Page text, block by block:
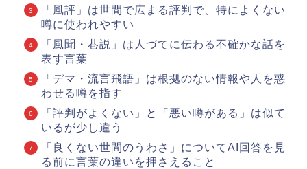
「風評」は世間で広まる評判で、特によくない
噂に使われやすい
「風聞・巷説」は人づてに伝わる不確かな話を
表す言葉
「デマ・流言飛語」は根拠のない情報や人を惑
わせる噂を指す
「評判がよくない」と「悪い噂がある」は似て
いるが少し違う
「良くない世間のうわさ」についてAI回答を見
る前に言葉の違いを押さえること